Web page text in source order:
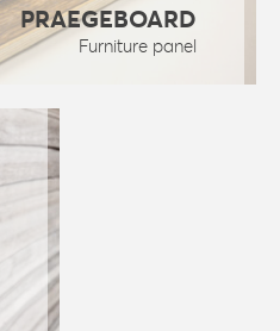
PRAEGEBOARD
Furniture panel